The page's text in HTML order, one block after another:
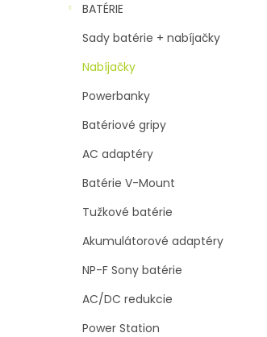
BATÉRIE
Sady batérie + nabíjačky
Nabíjačky
Powerbanky
Batériové gripy
AC adaptéry
Batérie V-Mount
Tužkové batérie
Akumulátorové adaptéry
NP-F Sony batérie
AC/DC redukcie
Power Station